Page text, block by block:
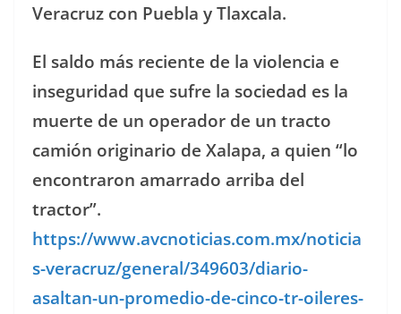
Veracruz con Puebla y Tlaxcala.
El saldo más reciente de la violencia e
inseguridad que sufre la sociedad es la
muerte de un operador de un tracto
camión originario de Xalapa, a quien “lo
encontraron amarrado arriba del
tractor”.
https://www.avcnoticias.com.mx/noticia
s-veracruz/general/349603/diario-
asaltan-un-promedio-de-cinco-tr-oileres-